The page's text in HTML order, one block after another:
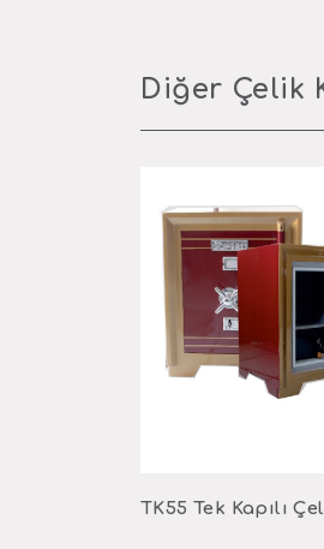
Diğer Çelik
TK55 Tek Kapılı